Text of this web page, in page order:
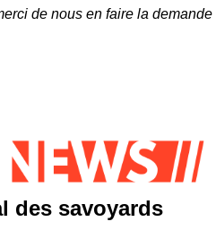
de nous en faire la demande
des savoyards